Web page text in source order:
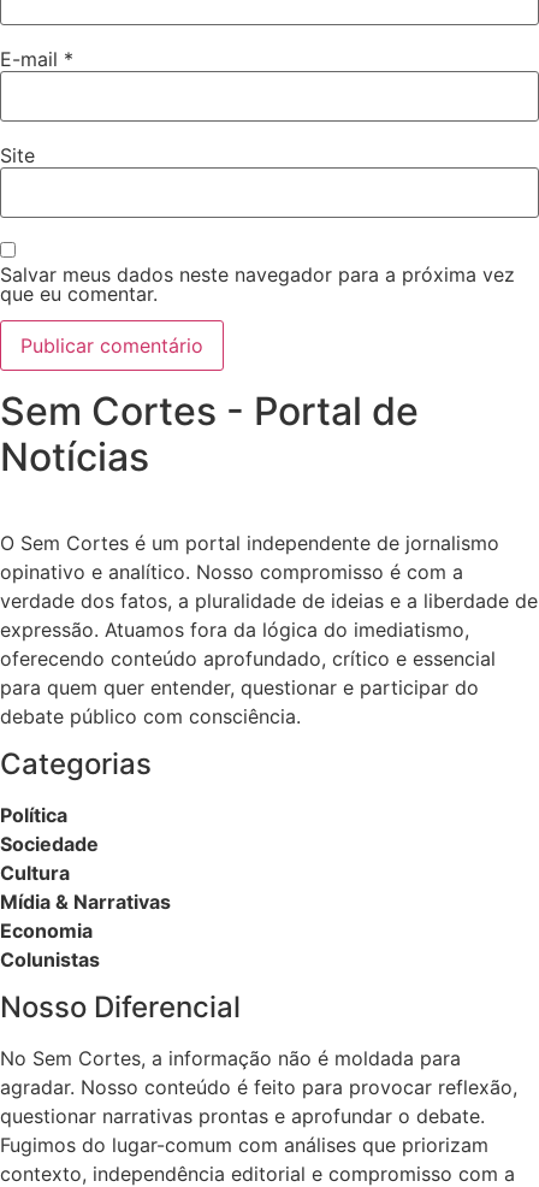
E-mail *
Site
Salvar meus dados neste navegador para a próxima vez
que eu comentar.
Sem Cortes - Portal de
Notícias
O Sem Cortes é um portal independente de jornalismo
opinativo e analítico. Nosso compromisso é com a
verdade dos fatos, a pluralidade de ideias e a liberdade de
expressão. Atuamos fora da lógica do imediatismo,
oferecendo conteúdo aprofundado, crítico e essencial
para quem quer entender, questionar e participar do
debate público com consciência.
Categorias
Política
Sociedade
Cultura
Mídia & Narrativas
Economia
Colunistas
Nosso Diferencial
No Sem Cortes, a informação não é moldada para
agradar. Nosso conteúdo é feito para provocar reflexão,
questionar narrativas prontas e aprofundar o debate.
Fugimos do lugar-comum com análises que priorizam
contexto, independência editorial e compromisso com a